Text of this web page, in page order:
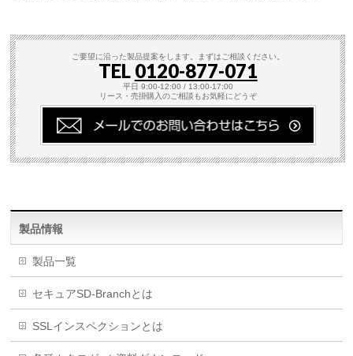
ご要望に沿った製品提案をします。まずはご相談ください。
TEL 0120-877-071
平日 9:00-12:00 / 13:00-17:00
リース・売掛購入のご相談もお気軽にどうぞ
製品情報
製品一覧
セキュアSD-Branchとは
SSLインスペクションとは